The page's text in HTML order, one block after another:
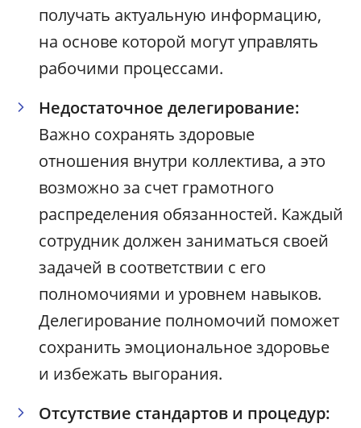
получать актуальную информацию,
на основе которой могут управлять
рабочими процессами.
Недостаточное делегирование:
Важно сохранять здоровые
отношения внутри коллектива, а это
возможно за счет грамотного
распределения обязанностей. Каждый
сотрудник должен заниматься своей
задачей в соответствии с его
полномочиями и уровнем навыков.
Делегирование полномочий поможет
сохранить эмоциональное здоровье
и избежать выгорания.
Отсутствие стандартов и процедур: